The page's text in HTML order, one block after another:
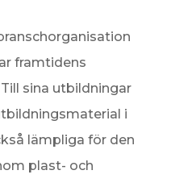
framtidens
sina utbildningar
i
lämpliga för den
plast- och